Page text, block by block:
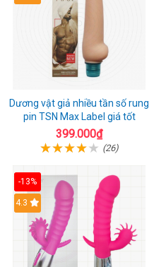
Dương vật giả nhiều tần số rung
pin TSN Max Label giá tốt
399.000₫
(26)
-13%
4.3